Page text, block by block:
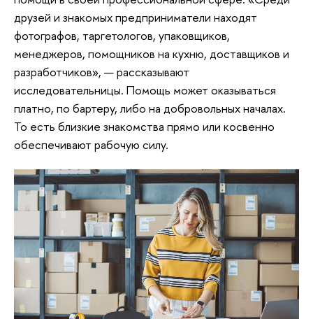
друзей и знакомых предприниматели находят
фотографов, таргетологов, упаковщиков,
менеджеров, помощников на кухню, доставщиков и
разработчиков», — рассказывают
исследовательницы. Помощь может оказываться
платно, по бартеру, либо на добровольных началах.
То есть близкие знакомства прямо или косвенно
обеспечивают рабочую силу.